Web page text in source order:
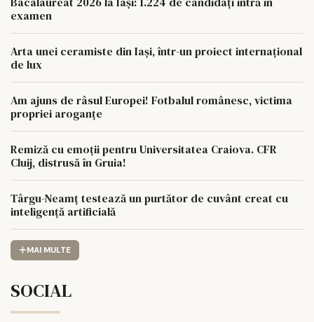
examen
Arta unei ceramiste din Iași, într-un proiect internațional
de lux
Am ajuns de râsul Europei! Fotbalul românesc, victima
propriei aroganțe
Remiză cu emoții pentru Universitatea Craiova. CFR
Cluij, distrusă în Gruia!
Târgu-Neamț testează un purtător de cuvânt creat cu
inteligență artificială
MAI MULTE
SOCIAL